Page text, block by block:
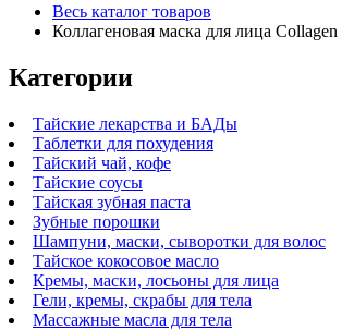
Весь каталог товаров
Коллагеновая маска для лица
Категории
Тайские лекарства и БАДы
Таблетки для похудения
Тайский чай, кофе
Тайские соусы
Тайская зубная паста
Зубные порошки
Шампуни, маски, сыворотки для волос
Тайское кокосовое масло
Кремы, маски, лосьоны для лица
Гели, кремы, скрабы для тела
Массажные масла для тела